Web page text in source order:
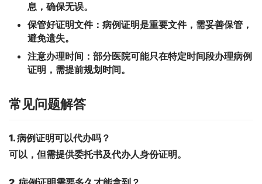
息，确保无误。
保管好证明文件： 病例证明是重要文件，需妥善保管，
避免遗失。
注意办理时间： 部分医院可能只在特定时间段办理病例
证明，需提前规划时间。
常见问题解答
1. 病例证明可以代办吗？
可以，但需提供委托书及代办人身份证明。